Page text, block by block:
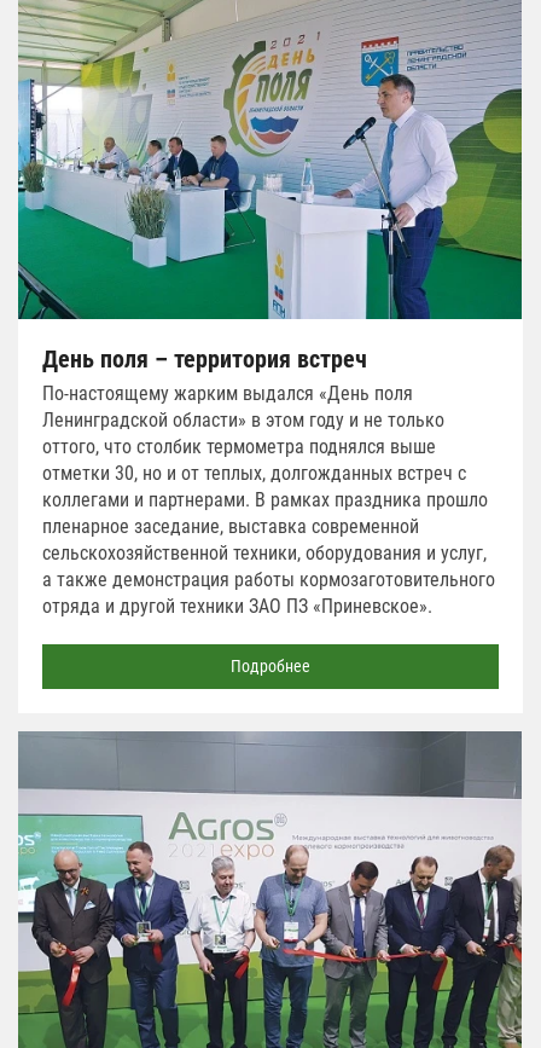
День поля – территория встреч
По-настоящему жарким выдался «День поля
Ленинградской области» в этом году и не только
оттого, что столбик термометра поднялся выше
отметки 30, но и от теплых, долгожданных встреч с
коллегами и партнерами. В рамках праздника прошло
пленарное заседание, выставка современной
сельскохозяйственной техники, оборудования и услуг,
а также демонстрация работы кормозаготовительного
отряда и другой техники ЗАО ПЗ «Приневское».
Подробнее